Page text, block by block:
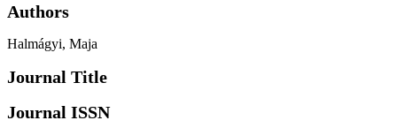
Authors
Halmágyi, Maja
Journal Title
Journal ISSN